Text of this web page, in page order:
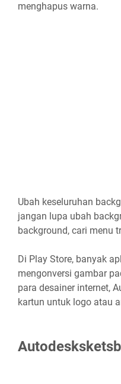
menghapus warna.
Ubah keseluruhan
jangan lupa ubah
background, cari menu
Di Play Store, banyak
mengonversi gambar
para desainer internet,
kartun untuk logo atau